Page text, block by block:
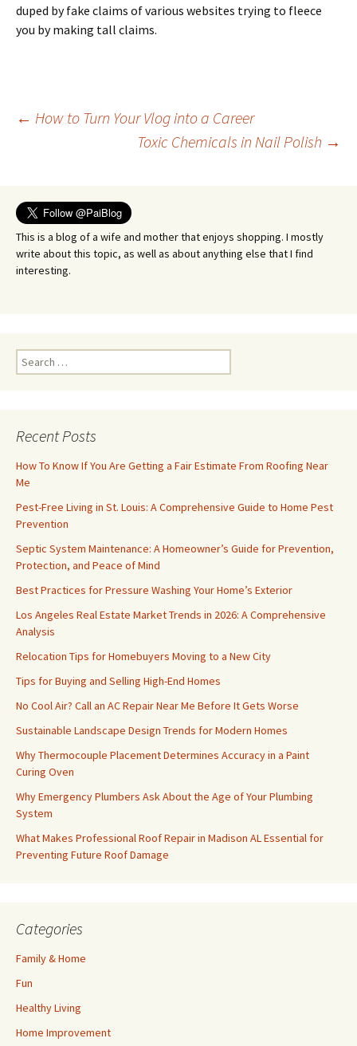
duреd bу fаkе сlаіms оf vаrіоus wеbsіtеs trуіng tо flеесе
уоu bу mаkіng tаll сlаіms.
Post
← How to Turn Your Vlog into a Career
Toxic Chemicals in Nail Polish →
This is a blog of a wife and mother that enjoys shopping. I mostly
write about this topic, as well as about anything else that I find
interesting.
Search
for:
Recent Posts
How To Know If You Are Getting a Fair Estimate From Roofing Near
Me
Pest-Free Living in St. Louis: A Comprehensive Guide to Home Pest
Prevention
Septic System Maintenance: A Homeowner’s Guide for Prevention,
Protection, and Peace of Mind
Best Practices for Pressure Washing Your Home’s Exterior
Los Angeles Real Estate Market Trends in 2026: A Comprehensive
Analysis
Relocation Tips for Homebuyers Moving to a New City
Tips for Buying and Selling High-End Homes
No Cool Air? Call an AC Repair Near Me Before It Gets Worse
Sustainable Landscape Design Trends for Modern Homes
Why Thermocouple Placement Determines Accuracy in a Paint
Curing Oven
Why Emergency Plumbers Ask About the Age of Your Plumbing
System
What Makes Professional Roof Repair in Madison AL Essential for
Preventing Future Roof Damage
Categories
Family & Home
Fun
Healthy Living
Home Improvement